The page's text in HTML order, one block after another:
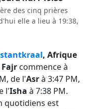
des cinq prières
elle a lieu à 19:38,
, Afrique
Fajr commence à
de l'Asrà 3:47 PM,
l'Isha à 7:38 PM.
quotidiens est